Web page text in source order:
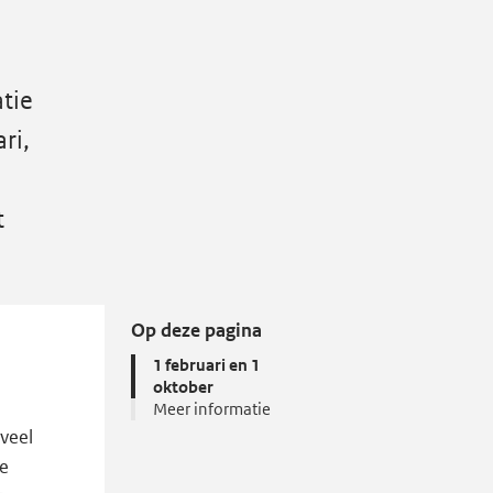
Op deze pagina
1 februari en 1
oktober
Meer informatie